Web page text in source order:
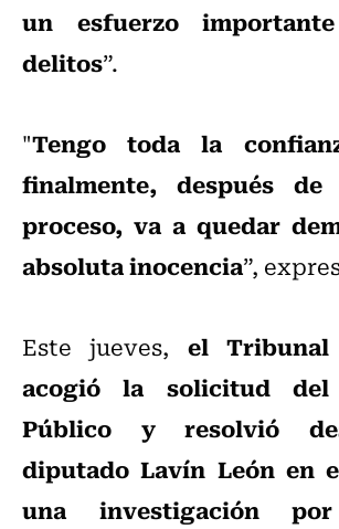
un esfuerzo
delitos”.
"Tengo toda la
finalmente, después
proceso, va a quedar
absoluta inocencia”,
Este jueves, el Tribunal
acogió la solicitud del
Público y resolvió
diputado Lavín León en
una investigación